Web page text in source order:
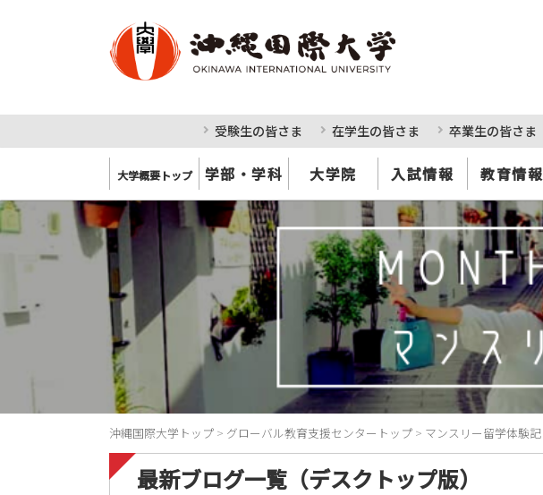
受験生の皆さま 在学生の皆さま 卒業生の皆さま
大学概要トップ 学部・学科 大学院 入試情報 教育情報
沖縄国際大学トップ > グローバル教育支援センタートップ > マンスリー留学体験記
最新ブログ一覧（デスクトップ版）